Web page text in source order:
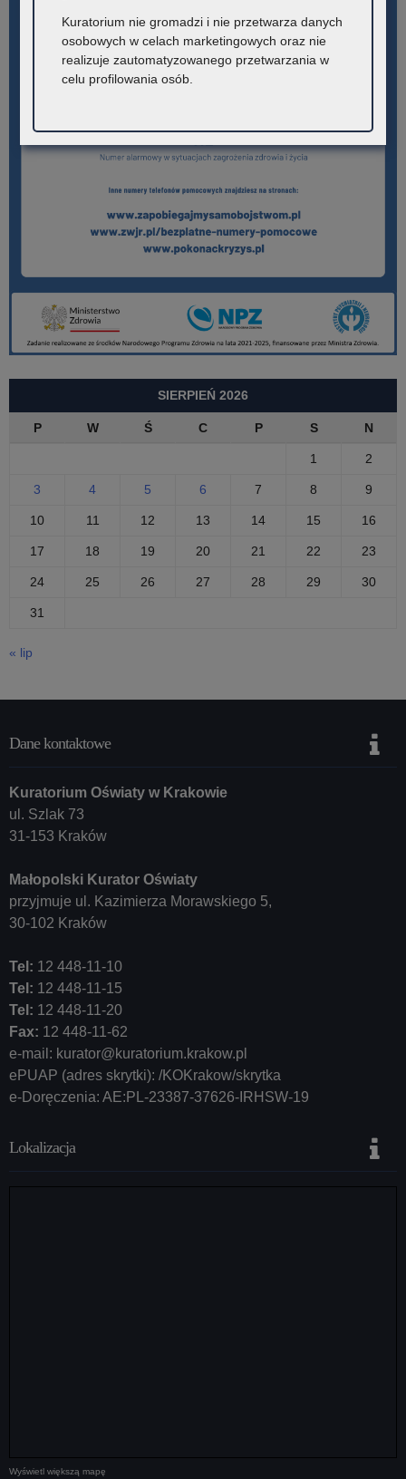
SIERPIEŃ 2026
P W Ś C P S N
1 2
3 4 5 6 7 8 9
10 11 12 13 14 15 16
17 18 19 20 21 22 23
24 25 26 27 28 29 30
31
« lip
Dane kontaktowe
Kuratorium Oświaty w Krakowie
ul. Szlak 73
31-153 Kraków
Małopolski Kurator Oświaty
przyjmuje ul. Kazimierza Morawskiego 5,
30-102 Kraków
Tel: 12 448-11-10
Tel: 12 448-11-15
Tel: 12 448-11-20
Fax: 12 448-11-62
e-mail: kurator@kuratorium.krakow.pl
ePUAP (adres skrytki): /KOKrakow/skrytka
e-Doręczenia: AE:PL-23387-37626-IRHSW-19
Lokalizacja
Wyświetl większą mapę
Kuratorium nie gromadzi i nie przetwarza danych
osobowych w celach marketingowych oraz nie
realizuje zautomatyzowanego przetwarzania w
celu profilowania osób.